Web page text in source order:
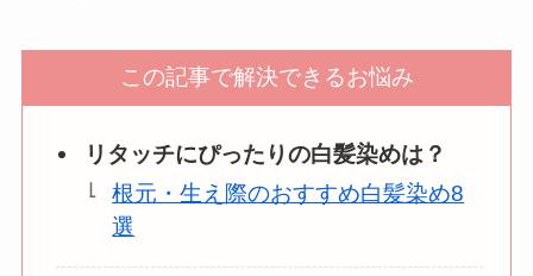
この記事で解決できるお悩み
リタッチにぴったりの白髪染めは？
根元・生え際のおすすめ白髪染め8
選